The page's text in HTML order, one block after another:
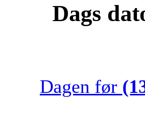
Dags
Dagen før